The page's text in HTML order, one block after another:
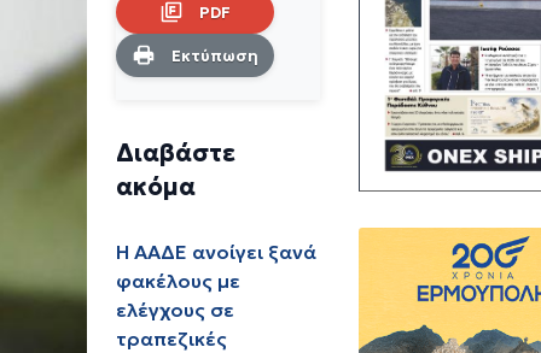
PDF
Εκτύπωση
Διαβάστε
ακόμα
Η ΑΑΔΕ ανοίγει ξανά
φακέλους με
ελέγχους σε
τραπεζικές